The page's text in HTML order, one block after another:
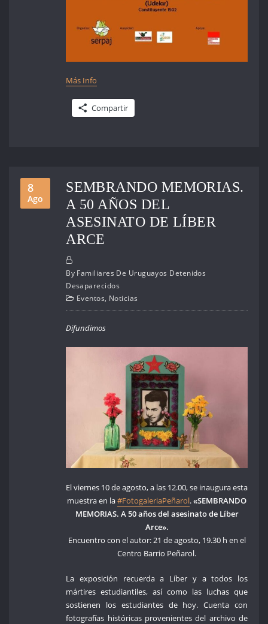
Más Info
Compartir
8
Ago
SEMBRANDO MEMORIAS.
A 50 AÑOS DEL
ASESINATO DE LÍBER
ARCE
By Familiares De Uruguayos Detenidos
Desaparecidos
Eventos, Noticias
Difundimos
El viernes 10 de agosto, a las 12.00, se inaugura esta
muestra en la#FotogaleriaPeñarol.«SEMBRANDO
MEMORIAS. A 50 años del asesinato de Líber
Arce».
Encuentro con el autor: 21 de agosto, 19.30 h en el
Centro Barrio Peñarol.
La exposición recuerda a Líber y a todos los
mártires estudiantiles, así como las luchas que
sostienen los estudiantes de hoy. Cuenta con
fotografías históricas provenientes del archivo de